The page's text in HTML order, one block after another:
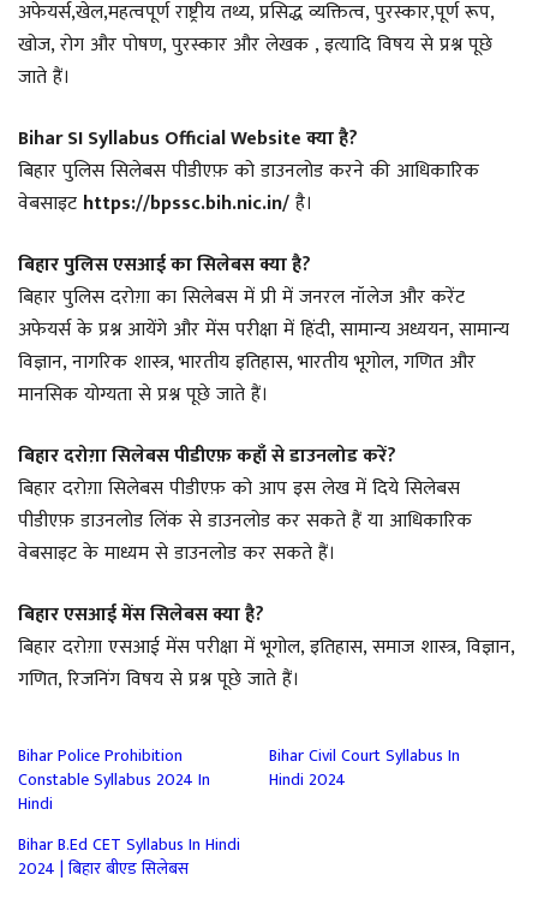
अफेयर्स,खेल,महत्वपूर्ण राष्ट्रीय तथ्य, प्रसिद्ध व्यक्तित्व, पुरस्कार,पूर्ण रूप,
खोज, रोग और पोषण, पुरस्कार और लेखक , इत्यादि विषय से प्रश्न पूछे
जाते हैं।
Bihar SI Syllabus Official Websiteक्या है?
बिहार पुलिस सिलेबस पीडीएफ़ को डाउनलोड करने की आधिकारिक
वेबसाइट https://bpssc.bih.nic.in/है।
बिहार पुलिस एसआई का सिलेबस क्या है?
बिहार पुलिस दरोग़ा का सिलेबस में प्री में जनरल नॉलेज और करेंट
अफेयर्स के प्रश्न आयेंगे और मेंस परीक्षा में हिंदी, सामान्य अध्ययन, सामान्य
विज्ञान, नागरिक शास्त्र, भारतीय इतिहास, भारतीय भूगोल, गणित और
मानसिक योग्यता से प्रश्न पूछे जाते हैं।
बिहार दरोग़ा सिलेबस पीडीएफ़ कहाँ से डाउनलोड करें?
बिहार दरोग़ा सिलेबस पीडीएफ़ को आप इस लेख में दिये सिलेबस
पीडीएफ़ डाउनलोड लिंक से डाउनलोड कर सकते हैं या आधिकारिक
वेबसाइट के माध्यम से डाउनलोड कर सकते हैं।
बिहार एसआई मेंस सिलेबस क्या है?
बिहार दरोग़ा एसआई मेंस परीक्षा में भूगोल, इतिहास, समाज शास्त्र, विज्ञान,
गणित, रिजनिंग विषय से प्रश्न पूछे जाते हैं।
Bihar Police Prohibition
Constable Syllabus 2024 In
Hindi
Bihar Civil Court Syllabus In
Hindi 2024
Bihar B.Ed CET Syllabus In Hindi
2024 | बिहार बीएड सिलेबस